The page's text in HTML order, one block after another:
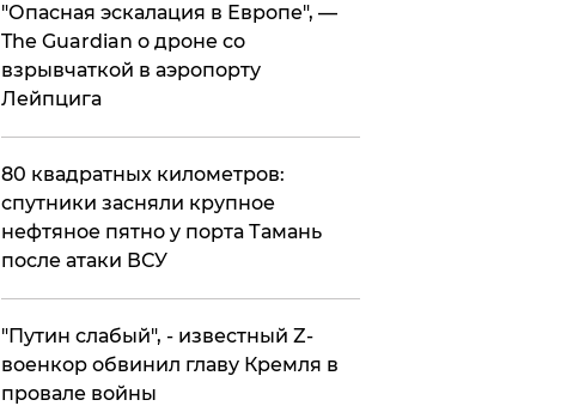
"Опасная эскалация в Европе", —
The Guardian о дроне со
взрывчаткой в аэропорту
Лейпцига
80 квадратных километров:
спутники засняли крупное
нефтяное пятно у порта Тамань
после атаки ВСУ
​"Путин слабый", - известный Z-
военкор обвинил главу Кремля в
провале войны